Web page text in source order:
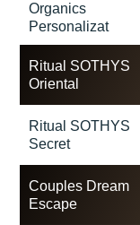
Organics
Personalizat
Ritual SOTHYS
Oriental
Ritual SOTHYS
Secret
Couples Dream
Escape